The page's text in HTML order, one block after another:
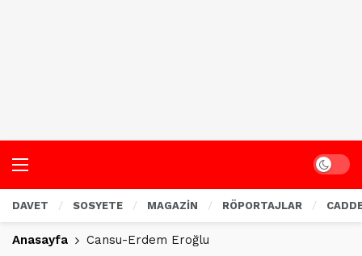
Dark
DAVET SOSYETE MAGAZİN RÖPORTAJLAR
Anasayfa Cansu-Erdem Eroğlu